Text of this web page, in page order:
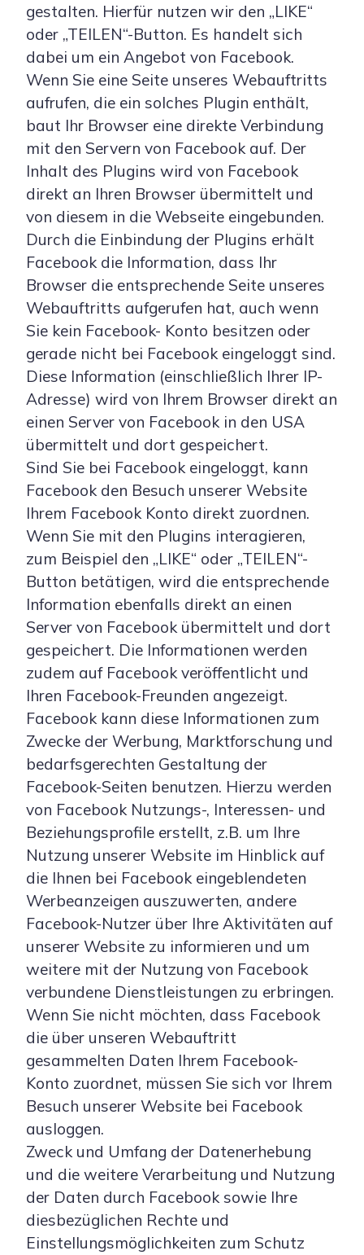
gestalten. Hierfür nutzen wir den „LIKE“
oder „TEILEN“-Button. Es handelt sich
dabei um ein Angebot von Facebook.
Wenn Sie eine Seite unseres Webauftritts
aufrufen, die ein solches Plugin enthält,
baut Ihr Browser eine direkte Verbindung
mit den Servern von Facebook auf. Der
Inhalt des Plugins wird von Facebook
direkt an Ihren Browser übermittelt und
von diesem in die Webseite eingebunden.
Durch die Einbindung der Plugins erhält
Facebook die Information, dass Ihr
Browser die entsprechende Seite unseres
Webauftritts aufgerufen hat, auch wenn
Sie kein Facebook- Konto besitzen oder
gerade nicht bei Facebook eingeloggt sind.
Diese Information (einschließlich Ihrer IP-
Adresse) wird von Ihrem Browser direkt an
einen Server von Facebook in den USA
übermittelt und dort gespeichert.
Sind Sie bei Facebook eingeloggt, kann
Facebook den Besuch unserer Website
Ihrem Facebook Konto direkt zuordnen.
Wenn Sie mit den Plugins interagieren,
zum Beispiel den „LIKE“ oder „TEILEN“-
Button betätigen, wird die entsprechende
Information ebenfalls direkt an einen
Server von Facebook übermittelt und dort
gespeichert. Die Informationen werden
zudem auf Facebook veröffentlicht und
Ihren Facebook-Freunden angezeigt.
Facebook kann diese Informationen zum
Zwecke der Werbung, Marktforschung und
bedarfsgerechten Gestaltung der
Facebook-Seiten benutzen. Hierzu werden
von Facebook Nutzungs-, Interessen- und
Beziehungsprofile erstellt, z.B. um Ihre
Nutzung unserer Website im Hinblick auf
die Ihnen bei Facebook eingeblendeten
Werbeanzeigen auszuwerten, andere
Facebook-Nutzer über Ihre Aktivitäten auf
unserer Website zu informieren und um
weitere mit der Nutzung von Facebook
verbundene Dienstleistungen zu erbringen.
Wenn Sie nicht möchten, dass Facebook
die über unseren Webauftritt
gesammelten Daten Ihrem Facebook-
Konto zuordnet, müssen Sie sich vor Ihrem
Besuch unserer Website bei Facebook
ausloggen.
Zweck und Umfang der Datenerhebung
und die weitere Verarbeitung und Nutzung
der Daten durch Facebook sowie Ihre
diesbezüglichen Rechte und
Einstellungsmöglichkeiten zum Schutz